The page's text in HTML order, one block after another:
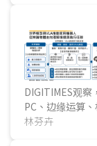
居订阅服务等
质，让平臺业者
他可行商业模式
DIGITIMES观
PC、边缘运算
智能家居领域
林芬卉